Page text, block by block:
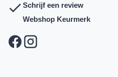
Schrijf een review
Webshop Keurmerk